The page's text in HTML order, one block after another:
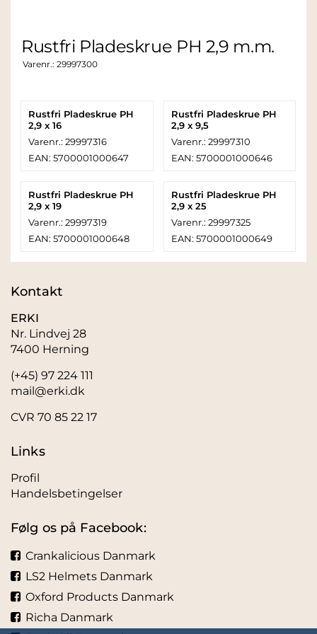
Rustfri Pladeskrue PH 2,9 m.m.
Varenr.: 29997300
Rustfri Pladeskrue PH
2,9 x 16
Varenr.: 29997316
EAN: 5700001000647
Rustfri Pladeskrue PH
2,9 x 9,5
Varenr.: 29997310
EAN: 5700001000646
Rustfri Pladeskrue PH
2,9 x 19
Varenr.: 29997319
EAN: 5700001000648
Rustfri Pladeskrue PH
2,9 x 25
Varenr.: 29997325
EAN: 5700001000649
Kontakt
ERKI
Nr. Lindvej 28
7400 Herning
(+45) 97 224 111
mail@erki.dk
CVR 70 85 22 17
Links
Profil
Handelsbetingelser
Følg os på Facebook:
Crankalicious Danmark
LS2 Helmets Danmark
Oxford Products Danmark
Richa Danmark